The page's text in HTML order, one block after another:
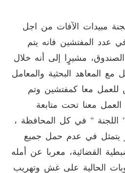
مبيدات الآفات من اجل
عدد المفتشين فانه يتم
مشيرٍا إلى أنه خلال
مع المعاهد البحثية والمعامل
للعمل معا كمفتشين وتم
بدأوا العمل معنا تحت متابعة
اللجنة " في كل المحافظة ،
يتمثل في عدم حمل جميع
القضائية، معربا عن أمله
الحالية على غش وتهريب